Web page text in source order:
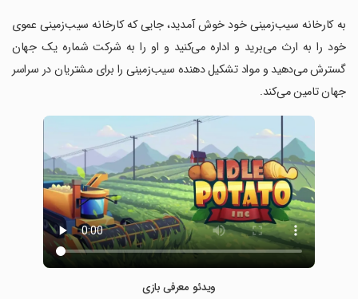
به کارخانه سیب‌زمینی خود خوش آمدید، جایی که کارخانه سیب‌زمینی عموی
خود را به ارث می‌برید و اداره می‌کنید و او را به شرکت شماره یک جهان
گسترش می‌دهید و مواد تشکیل دهنده سیب‌زمینی را برای مشتریان در سراسر
جهان تامین می‌کند.
ویدئو معرفی بازی